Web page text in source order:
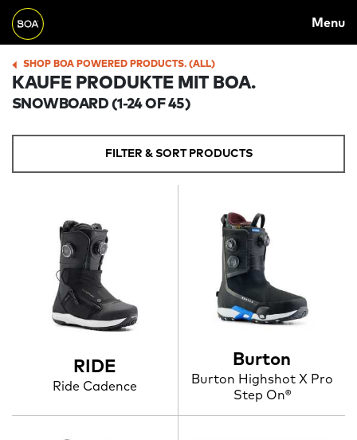
Skip to main content
NAVIGATION
Menu
BREADCRUMB
SHOP BOA POWERED PRODUCTS. (ALL)
KAUFE PRODUKTE MIT BOA.
SNOWBOARD (1-24 OF 45)
FILTER & SORT PRODUCTS
RIDE
Ride Cadence
Burton
Burton Highshot X Pro
Step On®